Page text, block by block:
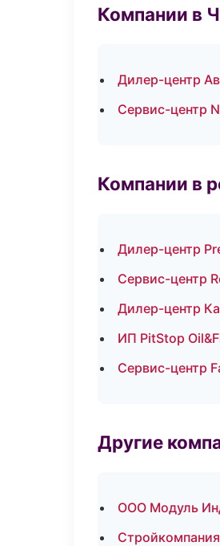
Компании в
Дилер-центр
Сервис-центр
Компании в
Дилер-центр
Сервис-центр
Дилер-центр
ИП PitStop
Сервис-центр
Другие
ООО Модуль